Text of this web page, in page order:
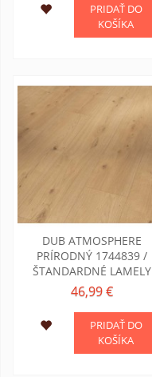
PRIDAŤ DO
KOŠÍKA
DUB ATMOSPHERE
PRÍRODNÝ 1744839 /
ŠTANDARDNÉ LAMELY
46,99 €
PRIDAŤ DO
KOŠÍKA